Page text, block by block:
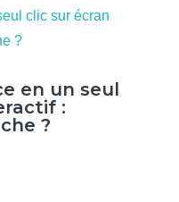
en un seul
:
?